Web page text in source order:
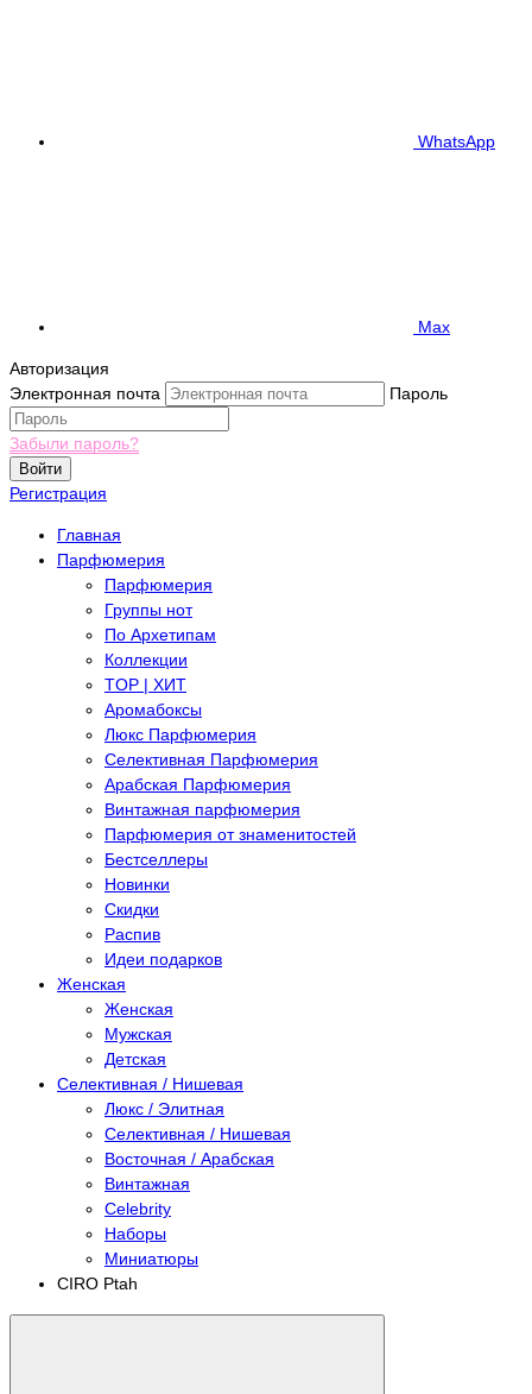
WhatsApp
Max
Авторизация
Электронная почта
Пароль
Забыли пароль?
Войти
Регистрация
Главная
Парфюмерия
Парфюмерия
Группы нот
По Архетипам
Коллекции
TOP | ХИТ
Аромабоксы
Люкс Парфюмерия
Селективная Парфюмерия
Арабская Парфюмерия
Винтажная парфюмерия
Парфюмерия от знаменитостей
Бестселлеры
Новинки
Скидки
Распив
Идеи подарков
Женская
Женская
Мужская
Детская
Селективная / Нишевая
Люкс / Элитная
Селективная / Нишевая
Восточная / Арабская
Винтажная
Celebrity
Наборы
Миниатюры
CIRO Ptah